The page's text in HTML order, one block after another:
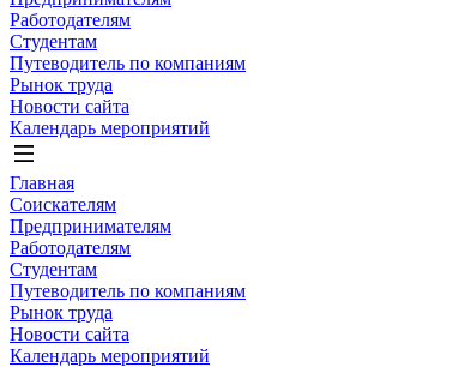
Работодателям
Студентам
Путеводитель по компаниям
Рынок труда
Новости сайта
Календарь мероприятий
Главная
Соискателям
Предпринимателям
Работодателям
Студентам
Путеводитель по компаниям
Рынок труда
Новости сайта
Календарь мероприятий